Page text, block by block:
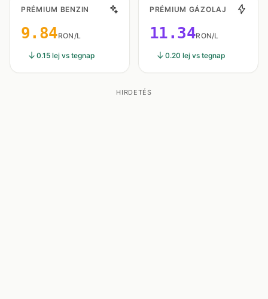
PRÉMIUM BENZIN
9.84RON/L
0.15 lej vs tegnap
PRÉMIUM GÁZOLAJ
11.34RON/L
0.20 lej vs tegnap
HIRDETÉS